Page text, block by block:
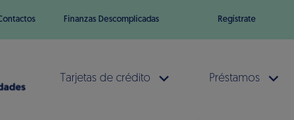
Finanzas Descomplicadas Regístrate
Tarjetas de crédito Préstamos